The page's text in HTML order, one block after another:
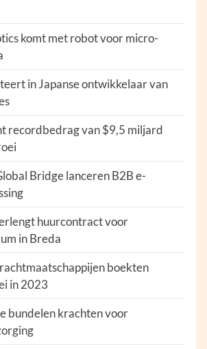
komt met robot voor micro-
in Japanse ontwikkelaar van
recordbedrag van $9,5 miljard
Bridge lanceren B2B e-
huurcontract voor
in Breda
boekten
in 2023
bundelen krachten voor